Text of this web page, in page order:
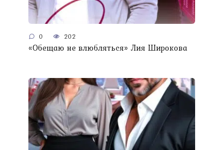
0 202
«Обещаю не влюбляться» Лия Широкова